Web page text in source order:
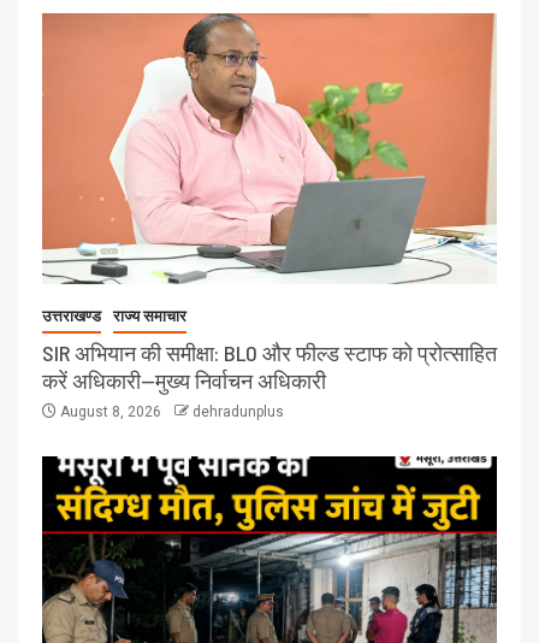
उत्तराखण्ड राज्य समाचार
SIR अभियान की समीक्षा: BLO और फील्ड स्टाफ को प्रोत्साहित
करें अधिकारी—मुख्य निर्वाचन अधिकारी
August 8, 2026 dehradunplus